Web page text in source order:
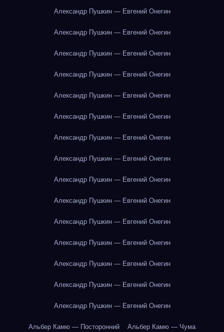
Александр Пушкин — Евгений Онегин
Александр Пушкин — Евгений Онегин
Александр Пушкин — Евгений Онегин
Александр Пушкин — Евгений Онегин
Александр Пушкин — Евгений Онегин
Александр Пушкин — Евгений Онегин
Александр Пушкин — Евгений Онегин
Александр Пушкин — Евгений Онегин
Александр Пушкин — Евгений Онегин
Александр Пушкин — Евгений Онегин
Александр Пушкин — Евгений Онегин
Александр Пушкин — Евгений Онегин
Александр Пушкин — Евгений Онегин
Александр Пушкин — Евгений Онегин
Александр Пушкин — Евгений Онегин
Альбер Камю — Посторонний Альбер Камю — Чума